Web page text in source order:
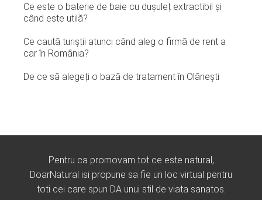
Ce este o baterie de baie cu dușuleț extractibil și
când este utilă?
Ce caută turiștii atunci când aleg o firmă de rent a
car în România?
De ce să alegeți o bază de tratament în Olănești
Pentru ca promovam tot ce este natural,
DoarNatural isi propune sa fie un loc virtual pentru
toti cei care spun DA unui stil de viata sanatos.